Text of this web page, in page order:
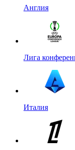
Англия
Лига
Италия